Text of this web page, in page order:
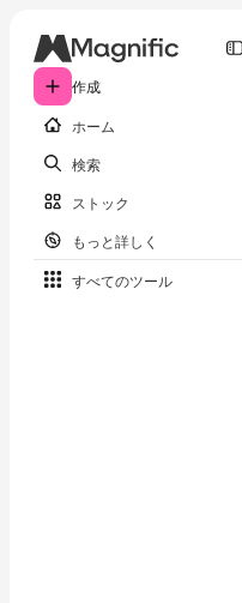
作成
ホーム
検索
ストック
もっと詳しく
すべてのツール